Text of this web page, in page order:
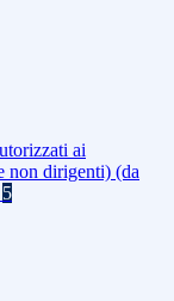
ai
non dirigenti) (da
5